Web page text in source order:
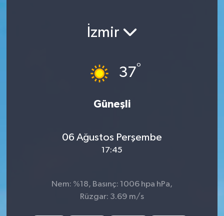
İzmir
37°
Güneşli
06 Ağustos Perşembe
17:45
Nem: %18, Basınç: 1006 hpa hPa,
Rüzgar: 3.69 m/s